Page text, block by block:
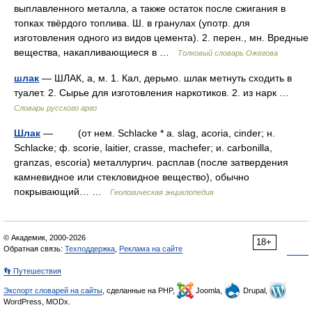
выплавленного металла, а также остаток после сжигания в
топках твёрдого топлива. Ш. в гранулах (употр. для
изготовления одного из видов цемента). 2. перен., мн. Вредные
вещества, накапливающиеся в …
Толковый словарь Ожегова
шлак — ШЛАК, а, м. 1. Кал, дерьмо. шлак метнуть сходить в
туалет. 2. Сырье для изготовления наркотиков. 2. из нарк …
Словарь русского арго
Шлак — (от нем. Schlacke * a. slag, acoria, cinder; н.
Schlacke; ф. scorie, laitier, crasse, machefer; и. carbonilla,
granzas, escoria) металлургич. расплав (после затвердения
камневидное или стекловидное вещество), обычно
покрывающий… …
Геологическая энциклопедия
18+
© Академик, 2000-2026
Обратная связь: Техподдержка Реклама на сайте
👣 Путешествия
Экспорт словарей на сайты , сделанные на PHP, Joomla,
Drupal,
WordPress, MODx.